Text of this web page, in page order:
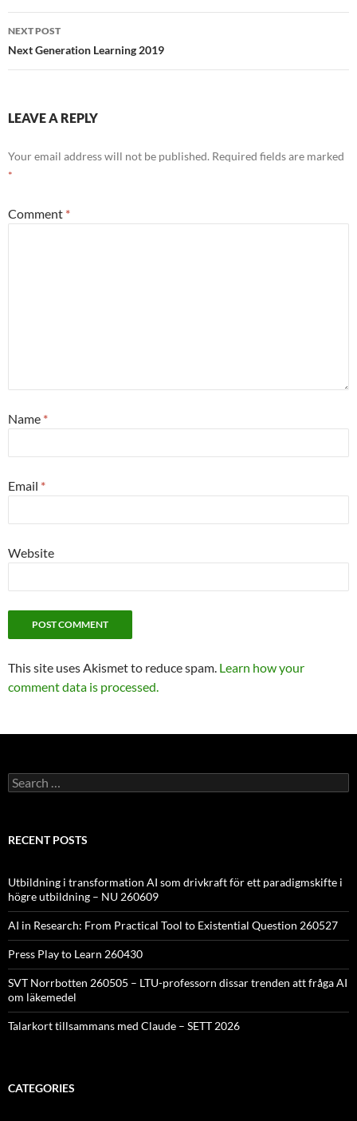
NEXT POST
Next Generation Learning 2019
LEAVE A REPLY
Your email address will not be published. Required fields are marked
*
Comment *
Name *
Email *
Website
This site uses Akismet to reduce spam. Learn how your
comment data is processed.
Search
for:
RECENT POSTS
Utbildning i transformation AI som drivkraft för ett paradigmskifte i
högre utbildning – NU 260609
AI in Research: From Practical Tool to Existential Question 260527
Press Play to Learn 260430
SVT Norrbotten 260505 – LTU-professorn dissar trenden att fråga AI
om läkemedel
Talarkort tillsammans med Claude – SETT 2026
CATEGORIES